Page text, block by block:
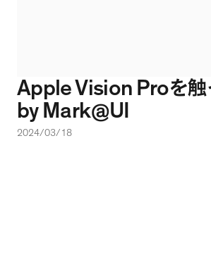
Apple Vision Proを触
by Mark@UI
2024/03/18